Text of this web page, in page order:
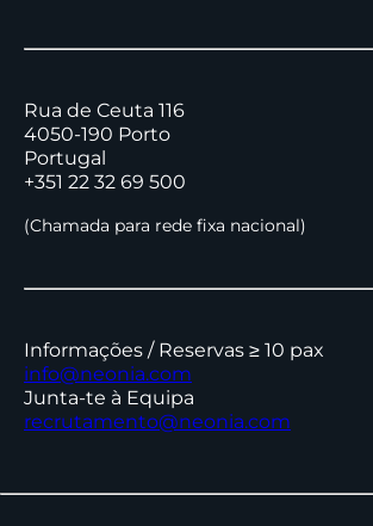
Rua de Ceuta 116
4050-190 Porto
Portugal
+351 22 32 69 500
(Chamada para rede fixa nacional)
Informações / Reservas ≥ 10 pax
info@neonia.com
Junta-te à Equipa
recrutamento@neonia.com